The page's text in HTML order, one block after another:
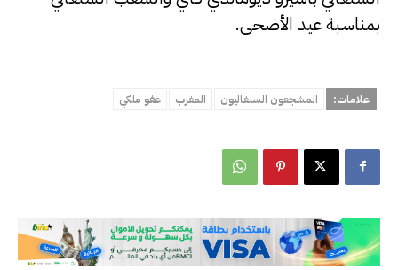
بمناسبة عيد الأضحى.
علامات: المشجعون السنغاليون المغرب عفو ملكي